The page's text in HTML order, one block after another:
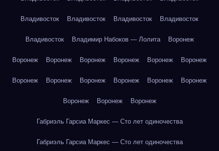
Владивосток Владивосток Владивосток Владивосток
Владивосток Владимир Набоков — Лолита Воронеж
Воронеж Воронеж Воронеж Воронеж Воронеж Воронеж
Воронеж Воронеж Воронеж Воронеж Воронеж Воронеж
Воронеж Воронеж Воронеж
Габриэль Гарсиа Маркес — Сто лет одиночества
Габриэль Гарсиа Маркес — Сто лет одиночества